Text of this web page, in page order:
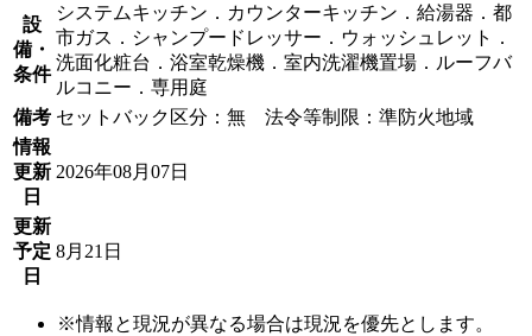
設
備・
条件
システムキッチン．カウンターキッチン．給湯器．都
市ガス．シャンプードレッサー．ウォッシュレット．
洗面化粧台．浴室乾燥機．室内洗濯機置場．ルーフバ
ルコニー．専用庭
備考 セットバック区分：無 法令等制限：準防火地域
情報
更新
日
2026年08月07日
更新
予定
日
8月21日
※情報と現況が異なる場合は現況を優先とします。